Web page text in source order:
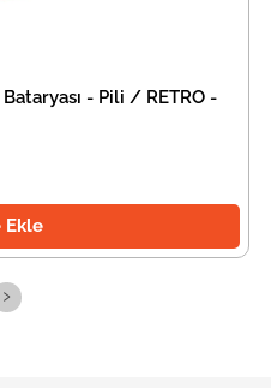
- Pili / RETRO -
Ekle
›